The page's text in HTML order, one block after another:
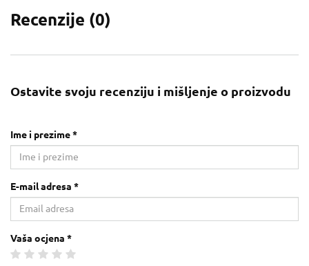
Recenzije (0)
Ostavite svoju recenziju i mišljenje o proizvodu
Ime i prezime *
E-mail adresa *
Vaša ocjena *